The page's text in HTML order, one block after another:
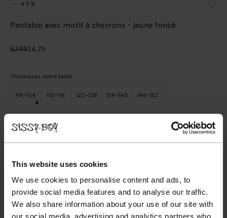
This website uses cookies
We use cookies to personalise content and ads, to
provide social media features and to analyse our traffic.
We also share information about your use of our site with
our social media, advertising and analytics partners who
- 40%
Pantalon avec motif à chevrons - jaune foncé
57.9934.79
Choisissez votre taille
98-104 110-116 122-128 134-140 146-152
Livraison gratuite en magasin
Payer après coup